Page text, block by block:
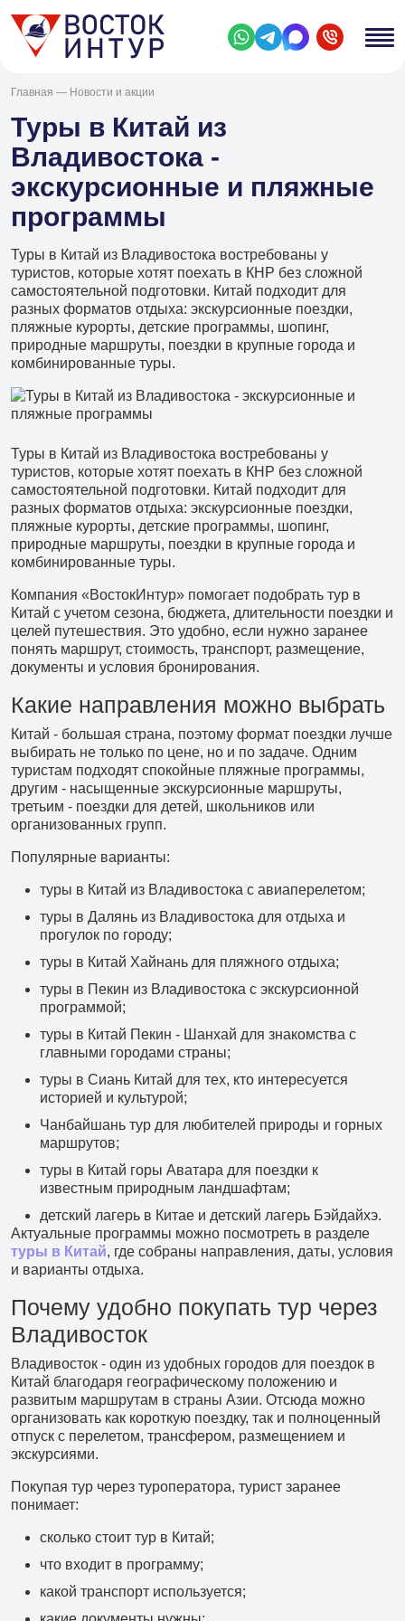
+7 (902) 485 96 34
Детские экскурсии
+7 (966) 286 54 19
+7 (966) 272 14 20
Туры в КНДР
+7 (966) 272 14 20
Туры в другие страны
Ежедневные экскурсии
+7 (902) 075-96-64
Аренда автобусов
+7 (902) 556 45 56
+7 (495) 969 45 67
Филиал в Москве
Главная — Новости и акции
Туры в Китай из
Владивостока -
экскурсионные и пляжные
программы
Туры в Китай из Владивостока востребованы у
туристов, которые хотят поехать в КНР без сложной
самостоятельной подготовки. Китай подходит для
разных форматов отдыха: экскурсионные поездки,
пляжные курорты, детские программы, шопинг,
природные маршруты, поездки в крупные города и
комбинированные туры.
Туры в Китай из Владивостока востребованы у
туристов, которые хотят поехать в КНР без сложной
самостоятельной подготовки. Китай подходит для
разных форматов отдыха: экскурсионные поездки,
пляжные курорты, детские программы, шопинг,
природные маршруты, поездки в крупные города и
комбинированные туры.
Компания «ВостокИнтур» помогает подобрать тур в
Китай с учетом сезона, бюджета, длительности поездки и
целей путешествия. Это удобно, если нужно заранее
понять маршрут, стоимость, транспорт, размещение,
документы и условия бронирования.
Какие направления можно выбрать
Китай - большая страна, поэтому формат поездки лучше
выбирать не только по цене, но и по задаче. Одним
туристам подходят спокойные пляжные программы,
другим - насыщенные экскурсионные маршруты,
третьим - поездки для детей, школьников или
организованных групп.
Популярные варианты:
туры в Китай из Владивостока с авиаперелетом;
туры в Далянь из Владивостока для отдыха и
прогулок по городу;
туры в Китай Хайнань для пляжного отдыха;
туры в Пекин из Владивостока с экскурсионной
программой;
туры в Китай Пекин - Шанхай для знакомства с
главными городами страны;
туры в Сиань Китай для тех, кто интересуется
историей и культурой;
Чанбайшань тур для любителей природы и горных
маршрутов;
туры в Китай горы Аватара для поездки к
известным природным ландшафтам;
детский лагерь в Китае и детский лагерь Бэйдайхэ.
Актуальные программы можно посмотреть в разделе
туры в Китай, где собраны направления, даты, условия
и варианты отдыха.
Почему удобно покупать тур через
Владивосток
Владивосток - один из удобных городов для поездок в
Китай благодаря географическому положению и
развитым маршрутам в страны Азии. Отсюда можно
организовать как короткую поездку, так и полноценный
отпуск с перелетом, трансфером, размещением и
экскурсиями.
Покупая тур через туроператора, турист заранее
понимает:
сколько стоит тур в Китай;
что входит в программу;
какой транспорт используется;